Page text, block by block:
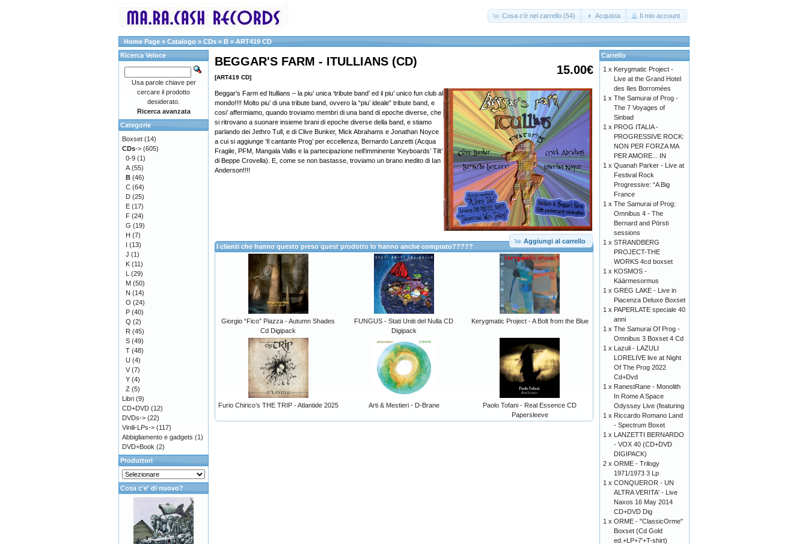
Cosa c'è nel carrello (54) Acquista Il mio account
Home Page » Catalogo » CDs » B » ART419 CD
15.00€
BEGGAR'S FARM - ITULLIANS (CD)
[ART419 CD]
Beggar’s Farm ed Itullians – la piu’ unica ‘tribute band’ ed il piu’ unico fun club al
mondo!!!! Molto piu’ di una tribute band, ovvero la “piu’ ideale” tribute band, e
cosi’ affermiamo, quando troviamo membri di una band di epoche diverse, che
si ritrovano a suonare insieme brani di epoche diverse della band, e stiamo
parlando dei Jethro Tull, e di Clive Bunker, Mick Abrahams e Jonathan Noyce
a cui si aggiunge ‘Il cantante Prog’ per eccellenza, Bernardo Lanzetti (Acqua
Fragile, PFM, Mangala Vallis e la partecipazione nell’imminente ‘Keyboards’ Tilt’
di Beppe Crovella). E, come se non bastasse, troviamo un brano inedito di Ian
Anderson!!!!
Aggiungi al carrello
I clienti che hanno questo preso quest prodotto lo hanno anche comprato?????
Giorgio “Fico” Piazza - Autumn Shades
Cd Digipack
FUNGUS - Stati Uniti del Nulla CD
Digipack
Kerygmatic Project - A Bolt from the Blue
Furio Chirico’s THE TRIP - Atlantide 2025 Arti & Mestieri - D-Brane
Paolo Tofani - Real Essence CD
Papersleeve
Ricerca Veloce
Usa parole chiave per
cercare il prodotto
desiderato.
Ricerca avanzata
Categorie
Boxset (14)
CDs-> (605)
0-9 (1)
A (55)
B (46)
C (64)
D (25)
E (17)
F (24)
G (19)
H (7)
I (13)
J (1)
K (11)
L (29)
M (50)
N (14)
O (24)
P (40)
Q (2)
R (45)
S (49)
T (48)
U (4)
V (7)
Y (4)
Z (5)
Libri (9)
CD+DVD (12)
DVDs-> (22)
Vinili-LPs-> (117)
Abbigliamento e gadgets (1)
DVD+Book (2)
Produttori
Cosa c'e' di nuovo?
Carrello
1 x Kerygmatic Project -
Live at the Grand Hotel
des Iles Borromées
1 x The Samurai of Prog -
The 7 Voyages of
Sinbad
1 x PROG ITALIA -
PROGRESSIVE ROCK:
NON PER FORZA MA
PER AMORE... IN
1 x Quanah Parker - Live at
Festival Rock
Progressive: “A Big
France
1 x The Samurai of Prog:
Omnibus 4 - The
Bernard and Pörsti
sessions
1 x STRANDBERG
PROJECT-THE
WORKS 4cd boxset
1 x KOSMOS -
Käärmesormus
1 x GREG LAKE - Live in
Piacenza Deluxe Boxset
1 x PAPERLATE speciale 40
anni
1 x The Samurai Of Prog -
Omnibus 3 Boxset 4 Cd
1 x Lazuli - LAZULI
LORELIVE live at Night
Of The Prog 2022
Cd+Dvd
1 x RanestRane - Monolith
In Rome A Space
Odyssey Live (featuring
1 x Riccardo Romano Land
- Spectrum Boxet
1 x LANZETTI BERNARDO
- VOX 40 (CD+DVD
DIGIPACK)
2 x ORME - Trilogy
1971/1973 3 Lp
1 x CONQUEROR - UN
ALTRA VERITA' - Live
Naxos 16 May 2014
CD+DVD Dig
1 x ORME - "ClassicOrme"
Boxset (Cd Gold
ed.+LP+7'+T-shirt)